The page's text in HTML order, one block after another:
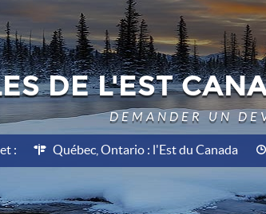
DE L'EST
DEMANDER UN
: Québec, Ontario : l'Est du Canada